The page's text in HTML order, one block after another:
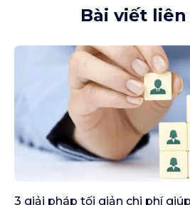
Bài viết
3 giải pháp tối giản chi phí